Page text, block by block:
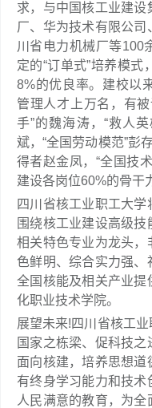
求，与中国核工业建
厂、华为技术有限公司
川省电力机械厂等100
定的“订单式”培养模
8%的优良率。建校以
管理人才上万名，有
手”的魏海涛，“救人
斌，“全国劳动模范”彭
得者赵金凤，“全国技
建设各岗位60%的骨干
四川省核工业职工大学
围绕核工业建设高级
相关特色专业为龙头，
色鲜明、综合实力强、
全国核能及相关产业提
化职业技术学院。
展望未来!四川省核工
国家之栋梁、促科技之
面向核建，培养思想
有终身学习能力和技
人民满意的教育，为